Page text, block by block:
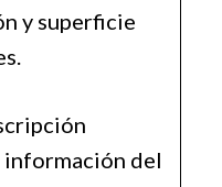
y superficie
del